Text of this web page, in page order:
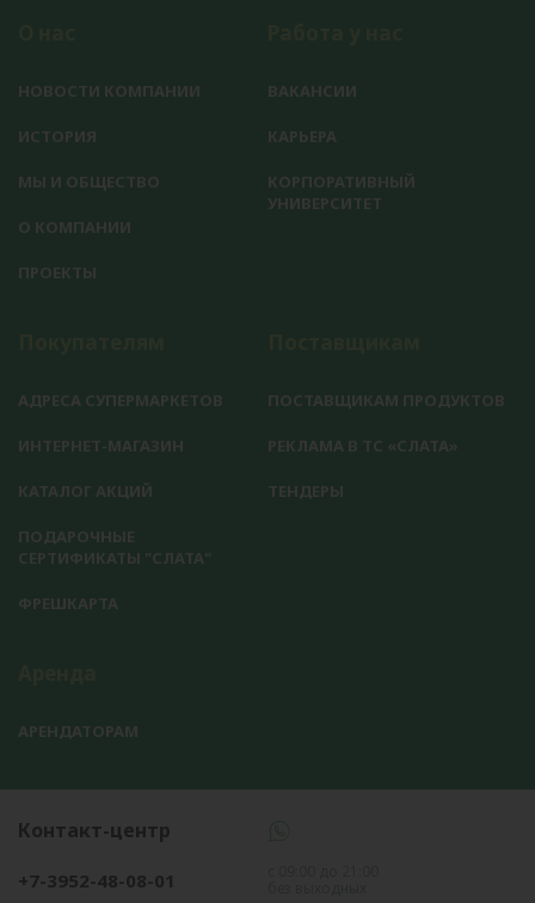
НОВОСТИ КОМПАНИИ
ИСТОРИЯ
МЫ И ОБЩЕСТВО
О КОМПАНИИ
ПРОЕКТЫ
ВАКАНСИИ
КАРЬЕРА
КОРПОРАТИВНЫЙ
УНИВЕРСИТЕТ
АДРЕСА СУПЕРМАРКЕТОВ
ИНТЕРНЕТ-МАГАЗИН
КАТАЛОГ АКЦИЙ
ПОДАРОЧНЫЕ
СЕРТИФИКАТЫ "СЛАТА"
ФРЕШКАРТА
ПОСТАВЩИКАМ ПРОДУКТОВ
РЕКЛАМА В ТС «СЛАТА»
ТЕНДЕРЫ
АРЕНДАТОРАМ
Контакт-центр
+7-3952-48-08-01